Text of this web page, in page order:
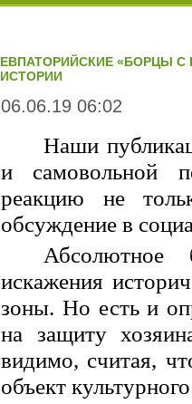
ЕВПАТОРИЙСКИЕ «БОРЦЫ С
ИСТОРИИ
06.06.19 06:02
Наши
и самовольной
реакцию не
обсуждение в
Абсолютное
искажения
зоны. Но есть и
на защиту
видимо, считая,
объект